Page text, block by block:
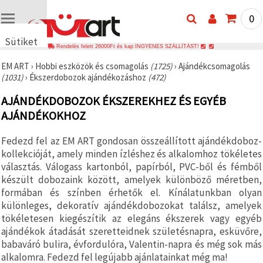
Sütiket
🍪 Cookie-
kat és
technológiákat
használunk
annak
hogy
biztosítsuk
a weboldal
megfelelő
működését,
javítsuk az
Ön
felhasználói
élményét,
és az Ön
hozzájárulásával
elemezzük
a
forgalmat,
0
Rendelés felett 26000Ft és kap INGYENES SZÁLLÍTÁST!
EM ART › Hobbi eszközök és csomagolás (1725)› Ajándékcsomagolás
(1031)› Ékszerdobozok ajándékozáshoz (472)
AJÁNDÉKDOBOZOK ÉKSZEREKHEZ ÉS EGYÉB
AJÁNDÉKOKHOZ
Fedezd fel az EM ART gondosan összeállított ajándékdoboz-
kollekcióját, amely minden ízléshez és alkalomhoz tökéletes
választás. Válogass kartonból, papírból, PVC-ből és fémből
készült dobozaink között, amelyek különböző méretben,
formában és színben érhetők el. Kínálatunkban olyan
különleges, dekoratív ajándékdobozokat találsz, amelyek
tökéletesen kiegészítik az elegáns ékszerek vagy egyéb
ajándékok átadását szeretteidnek születésnapra, esküvőre,
babaváró bulira, évfordulóra, Valentin-napra és még sok más
alkalomra. Fedezd fel legújabb ajánlatainkat még ma!